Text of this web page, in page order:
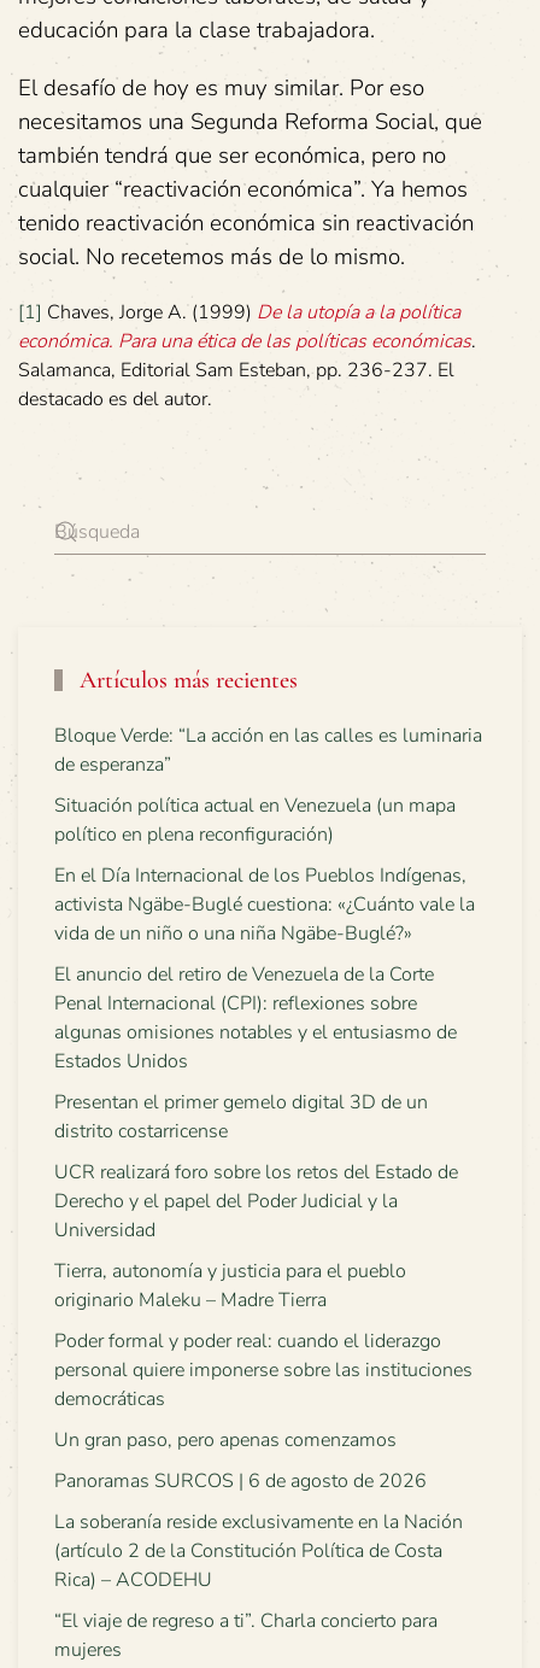
educación para la clase trabajadora.
El desafío de hoy es muy similar. Por eso
necesitamos una Segunda Reforma Social, que
también tendrá que ser económica, pero no
cualquier “reactivación económica”. Ya hemos
tenido reactivación económica sin reactivación
social. No recetemos más de lo mismo.
[1] Chaves, Jorge A. (1999) De la utopía a la política
económica. Para una ética de las políticas económicas.
Salamanca, Editorial Sam Esteban, pp. 236-237. El
destacado es del autor.
Artículos más recientes
Bloque Verde: “La acción en las calles es luminaria
de esperanza”
Situación política actual en Venezuela (un mapa
político en plena reconfiguración)
En el Día Internacional de los Pueblos Indígenas,
activista Ngäbe-Buglé cuestiona: «¿Cuánto vale la
vida de un niño o una niña Ngäbe-Buglé?»
El anuncio del retiro de Venezuela de la Corte
Penal Internacional (CPI): reflexiones sobre
algunas omisiones notables y el entusiasmo de
Estados Unidos
Presentan el primer gemelo digital 3D de un
distrito costarricense
UCR realizará foro sobre los retos del Estado de
Derecho y el papel del Poder Judicial y la
Universidad
Tierra, autonomía y justicia para el pueblo
originario Maleku – Madre Tierra
Poder formal y poder real: cuando el liderazgo
personal quiere imponerse sobre las instituciones
democráticas
Un gran paso, pero apenas comenzamos
Panoramas SURCOS | 6 de agosto de 2026
La soberanía reside exclusivamente en la Nación
(artículo 2 de la Constitución Política de Costa
Rica) – ACODEHU
“El viaje de regreso a ti”. Charla concierto para
mujeres